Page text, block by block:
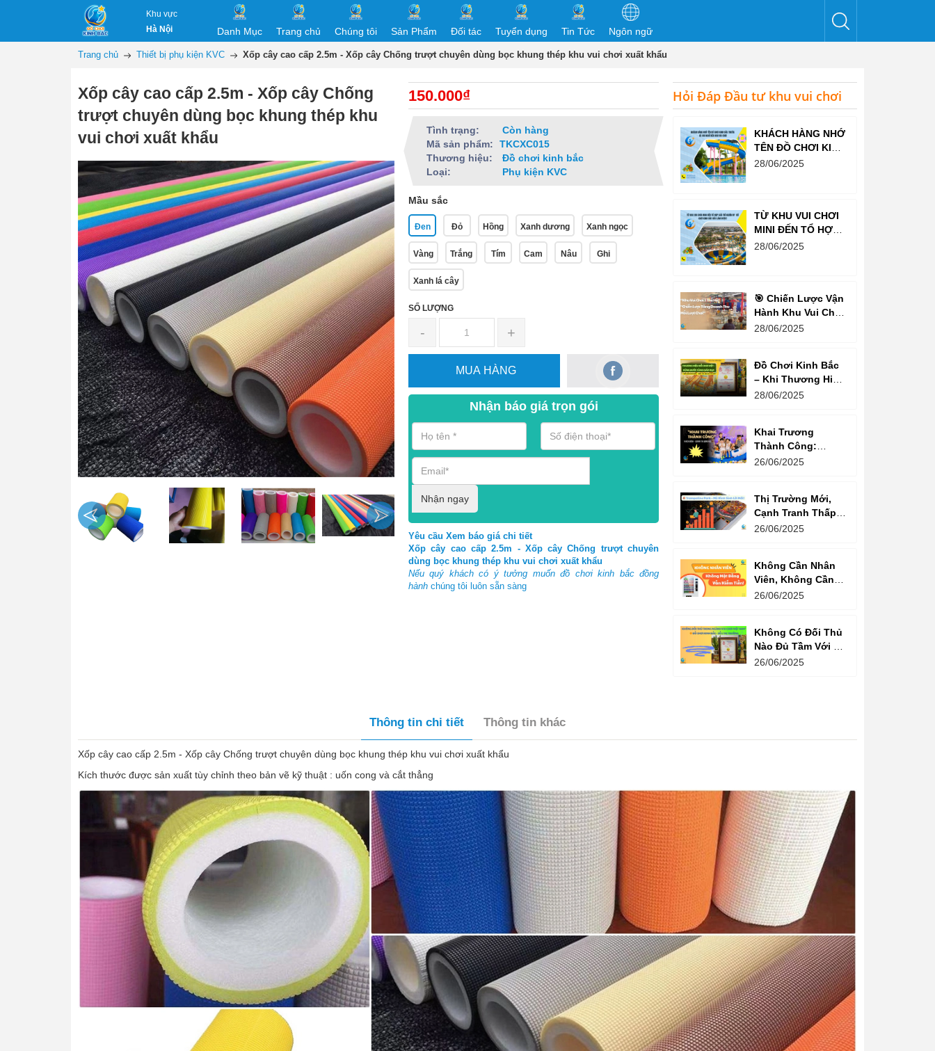
Khu vực
Hà Nội
Danh Mục Trang chủ Chúng tôi Sản Phẩm Đối tác Tuyển dụng Tin Tức Ngôn ngữ
Trang chủ Thiết bị phụ kiện KVC Xốp cây cao cấp 2.5m - Xốp cây Chống trượt chuyên dùng bọc khung thép khu vui chơi xuất khẩu
Xốp cây cao cấp 2.5m - Xốp cây Chống
trượt chuyên dùng bọc khung thép khu
vui chơi xuất khẩu
150.000₫
Tình trạng:
Còn hàng
Mã sản phẩm:
TKCXC015
Thương hiệu:
Đồ chơi kinh bắc
Loại:
Phụ kiện KVC
Mầu sắc
Đen Đỏ Hồng Xanh dương Xanh ngọc
Vàng Trắng Tím Cam Nâu Ghi
Xanh lá cây
SỐ LƯỢNG
- +
MUA HÀNG
Nhận báo giá trọn gói
Nhận ngay
Yêu cầu Xem báo giá chi tiết
Xốp cây cao cấp 2.5m - Xốp cây Chống trượt chuyên
dùng bọc khung thép khu vui chơi xuất khẩu
Nếu quý khách có ý tưởng muốn đồ chơi kinh bắc đồng
hành chúng tôi luôn sẵn sàng
Hỏi Đáp Đầu tư khu vui chơi
KHÁCH HÀNG NHỚ
TÊN ĐỒ CHƠI KINH
BẮC TRƯỚC CẢ
28/06/2025
TỪ KHU VUI CHƠI
MINI ĐẾN TỔ HỢP
GIẢI TRÍ NGHÌN M²
28/06/2025
🎯 Chiến Lược Vận
Hành Khu Vui Chơi
3 Thế Hệ – Tối Đa
28/06/2025
Đồ Chơi Kinh Bắc
– Khi Thương Hiệu
Vững Mạnh Bắt
28/06/2025
Khai Trương
Thành Công:
Khách Nườm
Quyết Là Gì?
26/06/2025
Thị Trường Mới,
Cạnh Tranh Thấp –
Trampoline Park Là
26/06/2025
Không Cần Nhân
Viên, Không Cần
Cửa Hàng – Chỉ
26/06/2025
Không Có Đối Thủ
Nào Đủ Tầm Với Đồ
Chơi Kinh Bắc
26/06/2025
Thông tin chi tiết Thông tin khác
Xốp cây cao cấp 2.5m - Xốp cây Chống trượt chuyên dùng bọc khung thép khu vui chơi xuất khẩu
Kích thước được sản xuất tùy chỉnh theo bản vẽ kỹ thuật : uốn cong và cắt thẳng